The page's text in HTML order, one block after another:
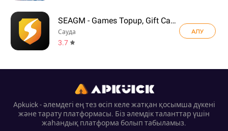
SEAGM - Games Topup, Gift Card
Сауда
3.7
АЛУ
Apkuick - әлемдегі ең тез өсіп келе жатқан қосымша дүкені
және тарату платформасы. Біз әлемдік таланттар үшін
жаһандық платформа болып табыламыз.